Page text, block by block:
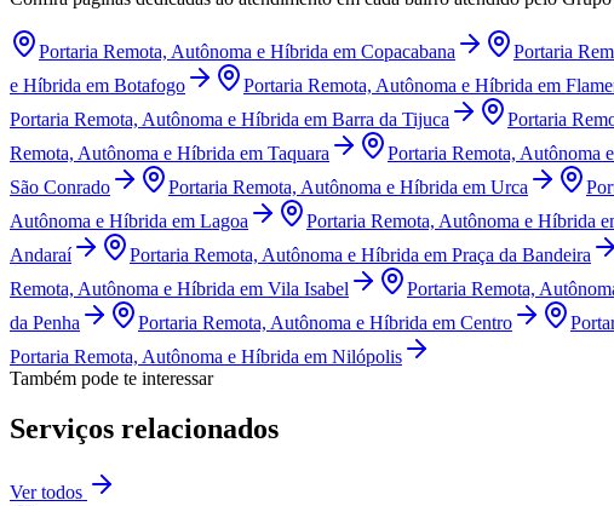
Portaria Remota, Autônoma e Híbrida em Copacabana Portaria
e Híbrida em Botafogo Portaria Remota, Autônoma e Híbrida em
Portaria Remota, Autônoma e Híbrida em Barra da Tijuca Portaria
Remota, Autônoma e Híbrida em Taquara Portaria Remota, Autônoma
São Conrado
Portaria Remota, Autônoma e Híbrida em Urca
Autônoma e Híbrida em Lagoa Portaria Remota, Autônoma e Híbrida
Andaraí
Portaria Remota, Autônoma e Híbrida em Praça da Bandeira
Remota, Autônoma e Híbrida em Vila Isabel Portaria Remota,
da Penha
Portaria Remota, Autônoma e Híbrida em Centro
Portaria Remota, Autônoma e Híbrida em Nilópolis
Também pode te interessar
Serviços relacionados
Ver todos